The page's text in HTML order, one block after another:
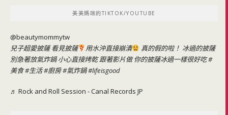
美美媽咪的TIKTOK/YOUTUBE
@beautymommytw
兒子超愛披薩 看見披薩
用水沖直接崩潰
真的假的啦！ 冰過的披薩
別急著放氣炸鍋 小心直接烤乾 跟著影片做 你的披薩冰過一樣很好吃#
美食#生活#廚房#氣炸鍋#lifeisgood
♬ Rock and Roll Session - Canal Records JP